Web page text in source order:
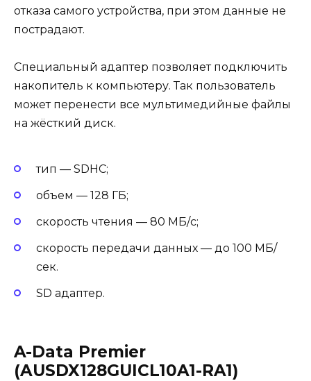
отказа самого устройства, при этом данные не
пострадают.
Специальный адаптер позволяет подключить
накопитель к компьютеру. Так пользователь
может перенести все мультимедийные файлы
на жёсткий диск.
тип — SDHC;
объем — 128 ГБ;
скорость чтения — 80 МБ/с;
скорость передачи данных — до 100 МБ/
сек.
SD адаптер.
A-Data Premier
(AUSDX128GUICL10A1-RA1)